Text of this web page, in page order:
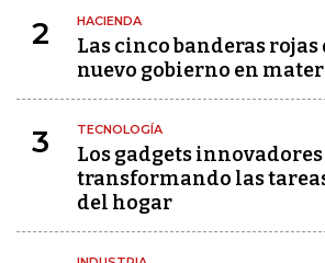
2 HACIENDA
Las cinco banderas rojas
nuevo gobierno en
3 TECNOLOGÍA
Los gadgets
transformando las
del hogar